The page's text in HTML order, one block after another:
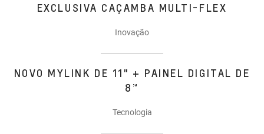
EXCLUSIVA CAÇAMBA MULTI-FLEX
Inovação
NOVO MYLINK DE 11" + PAINEL DIGITAL DE
8”​
Tecnologia